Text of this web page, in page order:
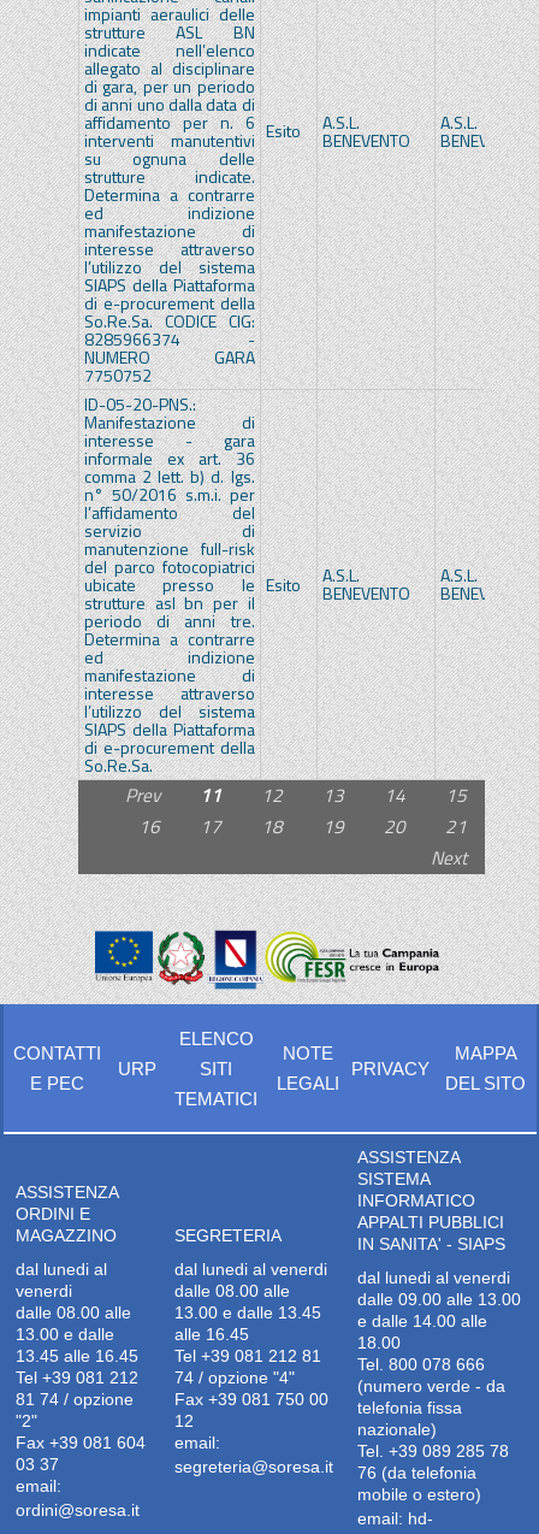
impianti aeraulici delle
strutture ASL BN
indicate nell’elenco
allegato al disciplinare
di gara, per un periodo
di anni uno dalla data di
affidamento per n. 6
interventi manutentivi
su ognuna delle
strutture indicate.
Determina a contrarre
ed indizione
manifestazione di
interesse attraverso
l’utilizzo del sistema
SIAPS della Piattaforma
di e-procurement della
So.Re.Sa. CODICE CIG:
8285966374 -
NUMERO GARA
7750752
Esito A.S.L.
BENEVENTO
A.S.L.
BENEVENTO
ID-05-20-PNS.:
Manifestazione di
interesse - gara
informale ex art. 36
comma 2 lett. b) d. lgs.
n° 50/2016 s.m.i. per
l’affidamento del
servizio di
manutenzione full-risk
del parco fotocopiatrici
ubicate presso le
strutture asl bn per il
periodo di anni tre.
Determina a contrarre
ed indizione
manifestazione di
interesse attraverso
l’utilizzo del sistema
SIAPS della Piattaforma
di e-procurement della
So.Re.Sa.
Esito A.S.L.
BENEVENTO
A.S.L.
BENEVENTO
Prev 11 12 13 14
15
16
17 18 19 20
21
Next
CONTATTI
E PEC
URP
ELENCO
SITI
TEMATICI
NOTE
LEGALI
PRIVACY
MAPPA
DEL SITO
ASSISTENZA
ORDINI E
MAGAZZINO
dal lunedi al
venerdi
dalle 08.00 alle
13.00 e dalle
13.45 alle 16.45
Tel +39 081 212
81 74 / opzione
"2"
Fax +39 081 604
03 37
email:
ordini@soresa.it
SEGRETERIA
dal lunedi al venerdi
dalle 08.00 alle
13.00 e dalle 13.45
alle 16.45
Tel +39 081 212 81
74 / opzione "4"
Fax +39 081 750 00
12
email:
segreteria@soresa.it
ASSISTENZA
SISTEMA
INFORMATICO
APPALTI PUBBLICI
IN SANITA' - SIAPS
dal lunedi al venerdi
dalle 09.00 alle 13.00
e dalle 14.00 alle
18.00
Tel. 800 078 666
(numero verde - da
telefonia fissa
nazionale)
Tel. +39 089 285 78
76 (da telefonia
mobile o estero)
email: hd-